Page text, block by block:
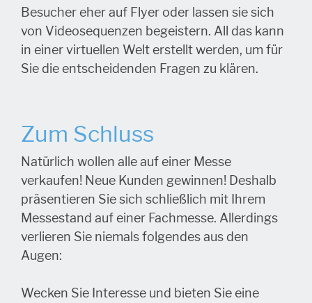
Besucher eher auf Flyer oder lassen sie sich
von Videosequenzen begeistern. All das kann
in einer virtuellen Welt erstellt werden, um für
Sie die entscheidenden Fragen zu klären.
Zum Schluss
Natürlich wollen alle auf einer Messe
verkaufen! Neue Kunden gewinnen! Deshalb
präsentieren Sie sich schließlich mit Ihrem
Messestand auf einer Fachmesse. Allerdings
verlieren Sie niemals folgendes aus den
Augen:
Wecken Sie Interesse und bieten Sie eine